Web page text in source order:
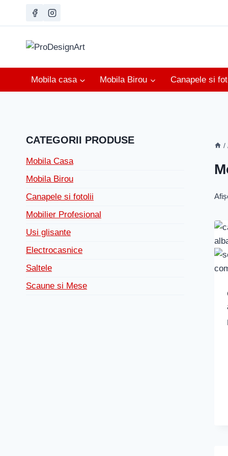
Mobila casa Mobila Birou Canapele si
/
CATEGORII PRODUSE
Mobila Casa
Mobila Birou
Canapele si fotolii
Mobilier Profesional
Usi glisante
Electrocasnice
Saltele
Scaune si Mese